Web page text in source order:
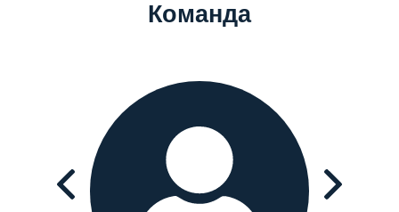
Операционный директор
Команда